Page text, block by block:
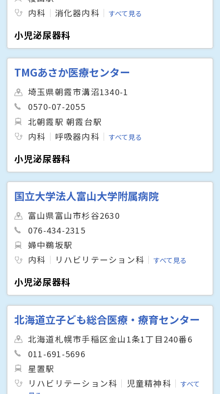
内科
消化器内科 すべて見る
小児泌尿器科
TMGあさか医療センター
埼玉県朝霞市溝沼1340-1
0570-07-2055
北朝霞駅 朝霞台駅
内科
呼吸器内科 すべて見る
小児泌尿器科
国立大学法人富山大学附属病院
富山県富山市杉谷2630
076-434-2315
婦中鵜坂駅
内科
リハビリテーション科 すべて見る
小児泌尿器科
北海道立子ども総合医療・療育センター
北海道札幌市手稲区金山1条1丁目240番6
011-691-5696
星置駅
リハビリテーション科
児童精神科
すべて